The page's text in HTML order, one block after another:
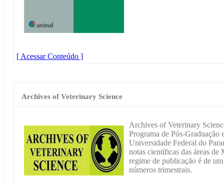
[ Acessar Conteúdo ]
Archives of Veterinary Science
Archives of Veterinary
Programa de Pós-Graduação
Universidade Federal do
notas científicas das áreas
regime de publicação é de
números trimestrais.